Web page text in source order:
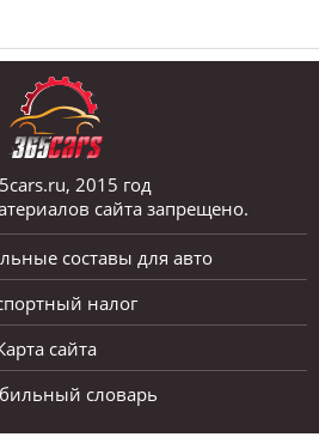
2015 год
сайта запрещено.
составы для авто
налог
сайта
словарь